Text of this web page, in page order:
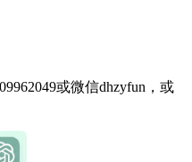
或微信dhzyfun，或